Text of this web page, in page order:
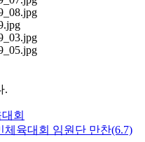
.
회
체육대회 임원단 만찬(6.7)